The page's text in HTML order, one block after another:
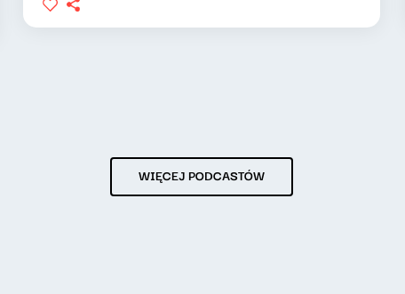
WIĘCEJ PODCASTÓW